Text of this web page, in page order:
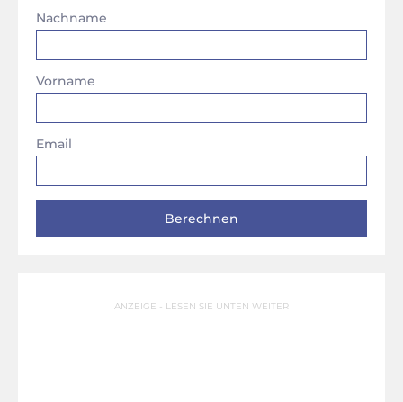
Nachname
Vorname
Email
ANZEIGE - LESEN SIE UNTEN WEITER